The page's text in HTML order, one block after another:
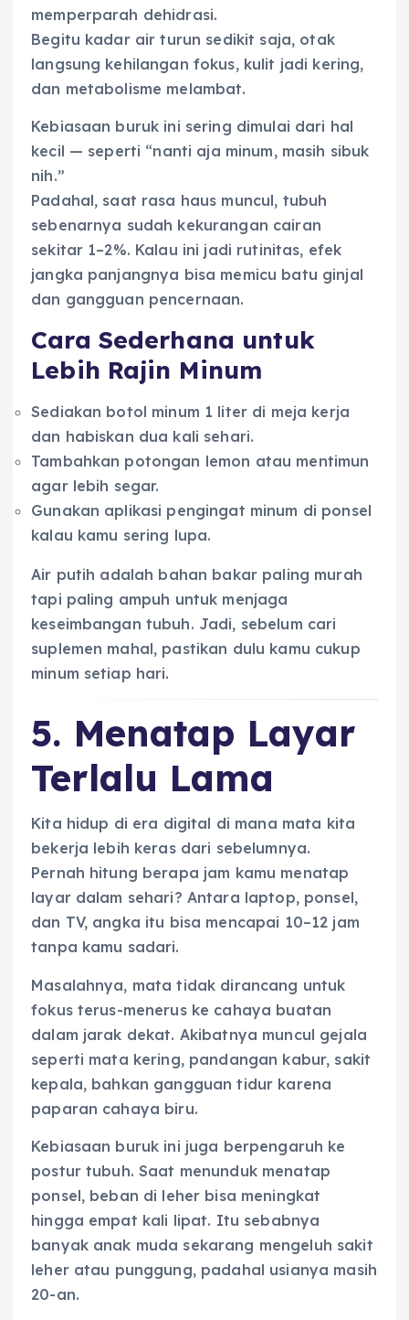
memperparah dehidrasi.
Begitu kadar air turun sedikit saja, otak
langsung kehilangan fokus, kulit jadi kering,
dan metabolisme melambat.
Kebiasaan buruk ini sering dimulai dari hal
kecil — seperti “nanti aja minum, masih sibuk
nih.”
Padahal, saat rasa haus muncul, tubuh
sebenarnya sudah kekurangan cairan
sekitar 1–2%. Kalau ini jadi rutinitas, efek
jangka panjangnya bisa memicu batu ginjal
dan gangguan pencernaan.
Cara Sederhana untuk
Lebih Rajin Minum
Sediakan botol minum 1 liter di meja kerja
dan habiskan dua kali sehari.
Tambahkan potongan lemon atau mentimun
agar lebih segar.
Gunakan aplikasi pengingat minum di ponsel
kalau kamu sering lupa.
Air putih adalah bahan bakar paling murah
tapi paling ampuh untuk menjaga
keseimbangan tubuh. Jadi, sebelum cari
suplemen mahal, pastikan dulu kamu cukup
minum setiap hari.
5. Menatap Layar
Terlalu Lama
Kita hidup di era digital di mana mata kita
bekerja lebih keras dari sebelumnya.
Pernah hitung berapa jam kamu menatap
layar dalam sehari? Antara laptop, ponsel,
dan TV, angka itu bisa mencapai 10–12 jam
tanpa kamu sadari.
Masalahnya, mata tidak dirancang untuk
fokus terus-menerus ke cahaya buatan
dalam jarak dekat. Akibatnya muncul gejala
seperti mata kering, pandangan kabur, sakit
kepala, bahkan gangguan tidur karena
paparan cahaya biru.
Kebiasaan buruk ini juga berpengaruh ke
postur tubuh. Saat menunduk menatap
ponsel, beban di leher bisa meningkat
hingga empat kali lipat. Itu sebabnya
banyak anak muda sekarang mengeluh sakit
leher atau punggung, padahal usianya masih
20-an.